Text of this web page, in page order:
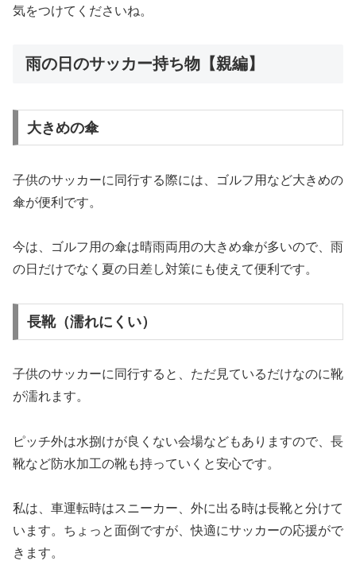
気をつけてくださいね。
雨の日のサッカー持ち物【親編】
大きめの傘
子供のサッカーに同行する際には、ゴルフ用など大きめの
傘が便利です。
今は、ゴルフ用の傘は晴雨両用の大きめ傘が多いので、雨
の日だけでなく夏の日差し対策にも使えて便利です。
長靴（濡れにくい）
子供のサッカーに同行すると、ただ見ているだけなのに靴
が濡れます。
ピッチ外は水捌けが良くない会場などもありますので、長
靴など防水加工の靴も持っていくと安心です。
私は、車運転時はスニーカー、外に出る時は長靴と分けて
います。ちょっと面倒ですが、快適にサッカーの応援がで
きます。